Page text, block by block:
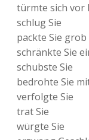
türmte sich vor
schlug Sie
packte Sie grob
schränkte Sie
schubste Sie
bedrohte Sie
verfolgte Sie
trat Sie
würgte Sie